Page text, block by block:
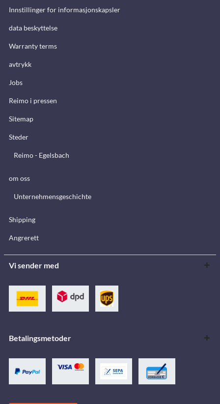
Innstillinger for informasjonskapsler
data beskyttelse
Warranty terms
avtrykk
Jobs
Reimo i pressen
Sitemap
Steder
Reimo - Egelsbach
om oss
Unternehmensgeschichte
Shipping
Angrerett
Vi sender med
Betalingsmetoder